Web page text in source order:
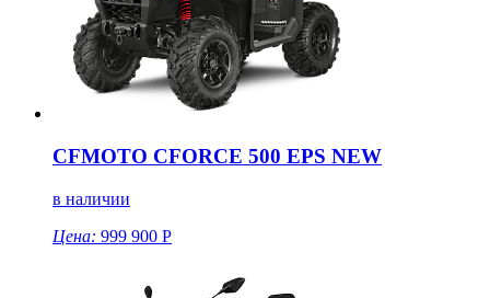
CFMOTO CFORCE 500 EPS NEW
в наличии
Цена: 999 900 Р